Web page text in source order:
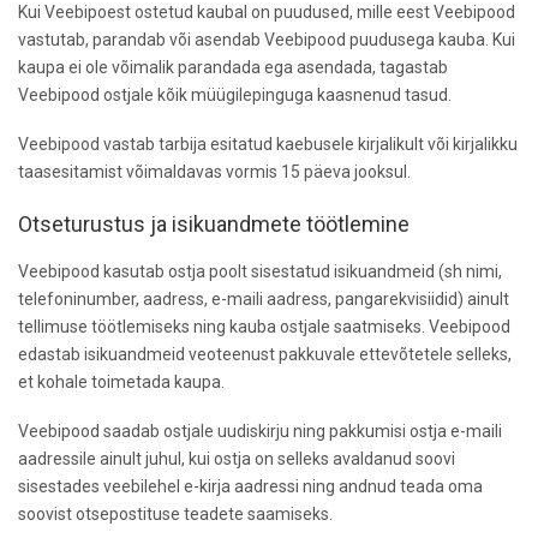
Kui Veebipoest ostetud kaubal on puudused, mille eest Veebipood
vastutab, parandab või asendab Veebipood puudusega kauba. Kui
kaupa ei ole võimalik parandada ega asendada, tagastab
Veebipood ostjale kõik müügilepinguga kaasnenud tasud.
Veebipood vastab tarbija esitatud kaebusele kirjalikult või kirjalikku
taasesitamist võimaldavas vormis 15 päeva jooksul.
Otseturustus ja isikuandmete töötlemine
Veebipood kasutab ostja poolt sisestatud isikuandmeid (sh nimi,
telefoninumber, aadress, e-maili aadress, pangarekvisiidid) ainult
tellimuse töötlemiseks ning kauba ostjale saatmiseks. Veebipood
edastab isikuandmeid veoteenust pakkuvale ettevõtetele selleks,
et kohale toimetada kaupa.
Veebipood saadab ostjale uudiskirju ning pakkumisi ostja e-maili
aadressile ainult juhul, kui ostja on selleks avaldanud soovi
sisestades veebilehel e-kirja aadressi ning andnud teada oma
soovist otsepostituse teadete saamiseks.